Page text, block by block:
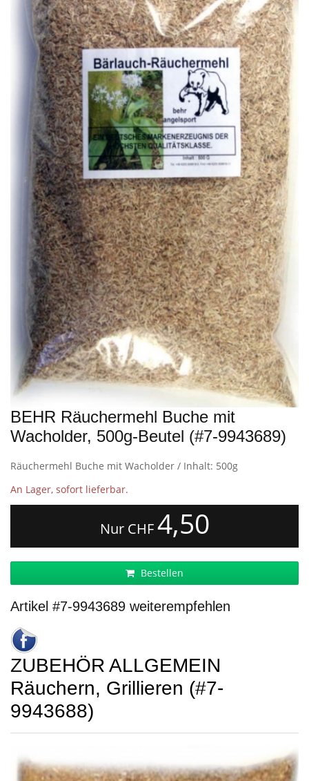
BEHR Räuchermehl Buche mit
Wacholder, 500g-Beutel (#7-9943689)
Räuchermehl Buche mit Wacholder / Inhalt: 500g
An Lager, sofort lieferbar.
Nur CHF4,50
Bestellen
Artikel #7-9943689 weiterempfehlen
ZUBEHÖR ALLGEMEIN
Räuchern, Grillieren (#7-
9943688)